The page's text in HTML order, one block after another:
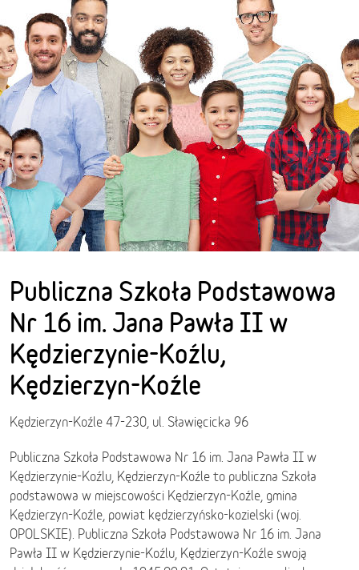
Publiczna Szkoła Podstawowa
Nr 16 im. Jana Pawła II w
Kędzierzynie-Koźlu,
Kędzierzyn-Koźle
Kędzierzyn-Koźle 47-230, ul. Sławięcicka 96
Publiczna Szkoła Podstawowa Nr 16 im. Jana Pawła II w
Kędzierzynie-Koźlu, Kędzierzyn-Koźle to publiczna Szkoła
podstawowa w miejscowości Kędzierzyn-Koźle, gmina
Kędzierzyn-Koźle, powiat kędzierzyńsko-kozielski (woj.
OPOLSKIE). Publiczna Szkoła Podstawowa Nr 16 im. Jana
Pawła II w Kędzierzynie-Koźlu, Kędzierzyn-Koźle swoją